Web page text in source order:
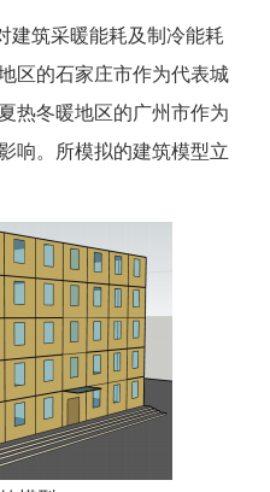
筑采暖能耗及制冷能耗
区的石家庄市作为代表城
热冬暖地区的广州市作为
响。所模拟的建筑模型立